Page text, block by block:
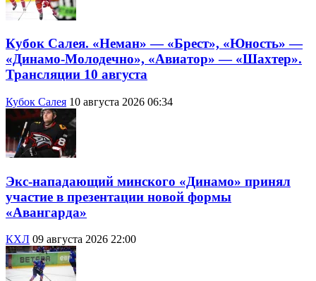
Кубок Салея. «Неман» — «Брест», «Юность» —
«Динамо-Молодечно», «Авиатор» — «Шахтер».
Трансляции 10 августа
Кубок Салея 10 августа 2026 06:34
Экс-нападающий минского «Динамо» принял
участие в презентации новой формы
«Авангарда»
КХЛ 09 августа 2026 22:00